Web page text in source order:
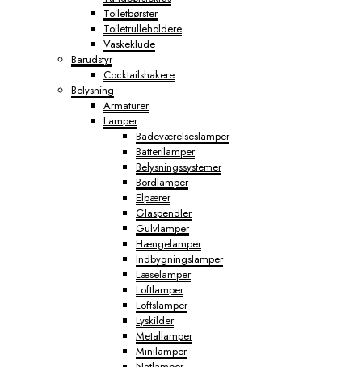
Toiletbørster
Toiletrulleholdere
Vaskeklude
Barudstyr
Cocktailshakere
Belysning
Armaturer
Lamper
Badeværelseslamper
Batterilamper
Belysningssystemer
Bordlamper
Elpærer
Glaspendler
Gulvlamper
Hængelamper
Indbygningslamper
Læselamper
Loftlamper
Loftslamper
Lyskilder
Metallamper
Minilamper